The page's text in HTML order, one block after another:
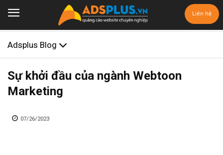
Liên hệ
Adsplus Blog
Sự khởi đầu của ngành Webtoon
Marketing
07/26/2023